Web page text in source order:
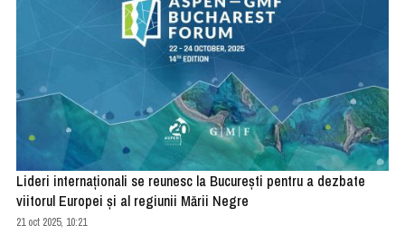
Lideri internaționali se reunesc la București pentru a dezbate
viitorul Europei și al regiunii Mării Negre
21 oct 2025, 10:21